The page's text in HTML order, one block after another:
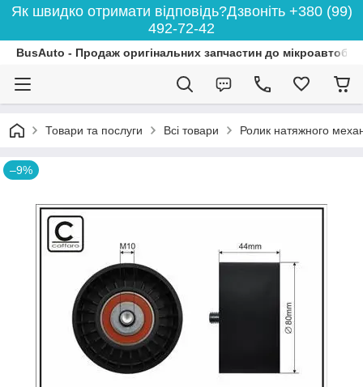
Як швидко отримати відповідь?Дзвоніть +380 (99)
492-72-42
BusAuto - Продаж оригінальних запчастин до
Товари та послуги Всі товари Ролик натяжного
–9%